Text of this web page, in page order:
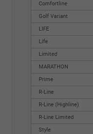
Comfortline
Golf Variant
LIFE
Life
Limited
MARATHON
Prime
R-Line
R-Line (Highline)
R-Line Limited
Style